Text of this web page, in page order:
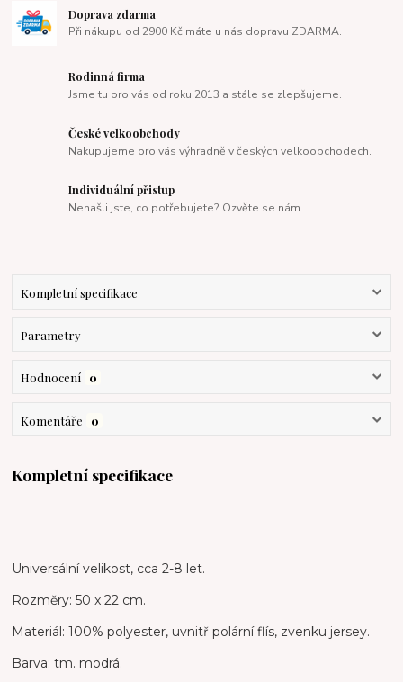
Doprava zdarma
Při nákupu od 2900 Kč máte u nás dopravu ZDARMA.
Rodinná firma
Jsme tu pro vás od roku 2013 a stále se zlepšujeme.
České velkoobchody
Nakupujeme pro vás výhradně v českých velkoobchodech.
Individuální přistup
Nenašli jste, co potřebujete? Ozvěte se nám.
Kompletní specifikace
Parametry
Hodnocení 0
Komentáře 0
Kompletní specifikace
Universální velikost, cca 2-8 let.
Rozměry: 50 x 22 cm.
Materiál: 100% polyester, uvnitř polární flís, zvenku jersey.
Barva: tm. modrá.